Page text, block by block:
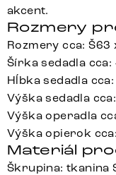
akcent.
Rozmery
Rozmery cca: Š63
Šírka sedadla cca:
Hĺbka sedadla
Výška sedadla
Výška operadla
Výška opierok
Materiál
Škrupina: tkanina